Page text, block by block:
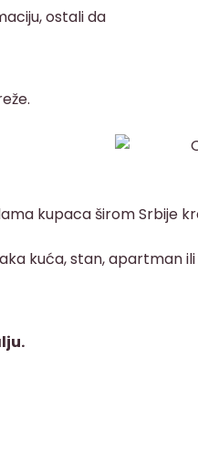
ostali da
kupaca širom Srbije
kuća, stan, apartman